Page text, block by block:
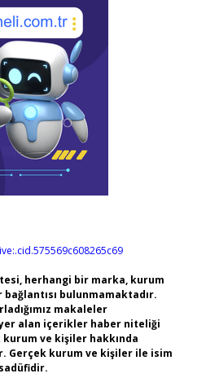
herhangi bir marka, kurum
bulunmamaktadır.
makaleler
alan içerikler haber niteliği
ve kişiler hakkında
Gerçek kurum ve kişiler ile isim